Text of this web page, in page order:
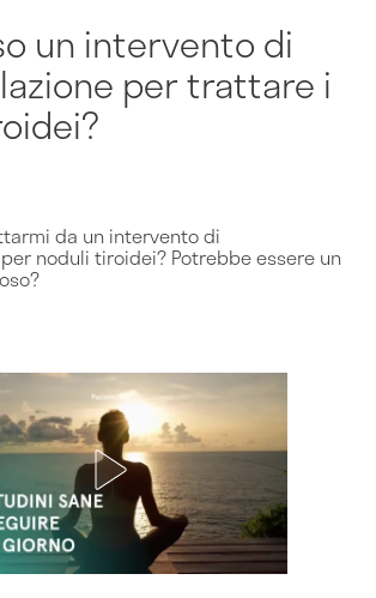
un intervento di
per trattare i
da un intervento di
noduli tiroidei? Potrebbe essere un